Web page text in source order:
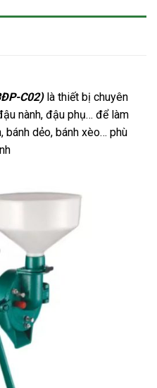
C02)là thiết bị chuyên
nành, đậu phụ… để làm
bánh dẻo, bánh xèo… phù